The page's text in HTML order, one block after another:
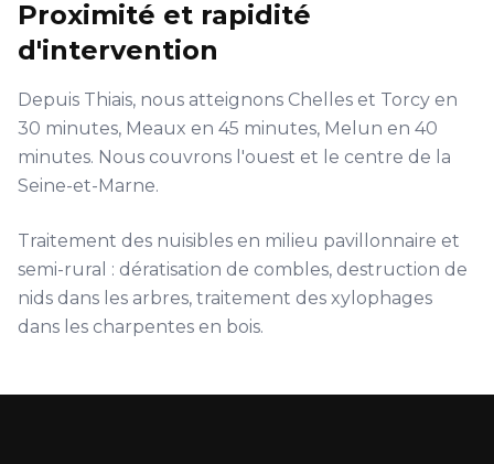
Proximité et rapidité
d'intervention
Depuis Thiais, nous atteignons Chelles et Torcy en
30 minutes, Meaux en 45 minutes, Melun en 40
minutes. Nous couvrons l'ouest et le centre de la
Seine-et-Marne.
Traitement des nuisibles en milieu pavillonnaire et
semi-rural : dératisation de combles, destruction de
nids dans les arbres, traitement des xylophages
dans les charpentes en bois.